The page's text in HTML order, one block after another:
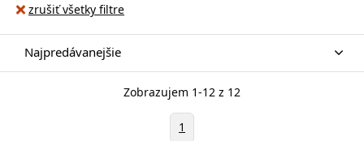
zrušiť všetky filtre
Najpredávanejšie
Zobrazujem 1-12 z 12
1